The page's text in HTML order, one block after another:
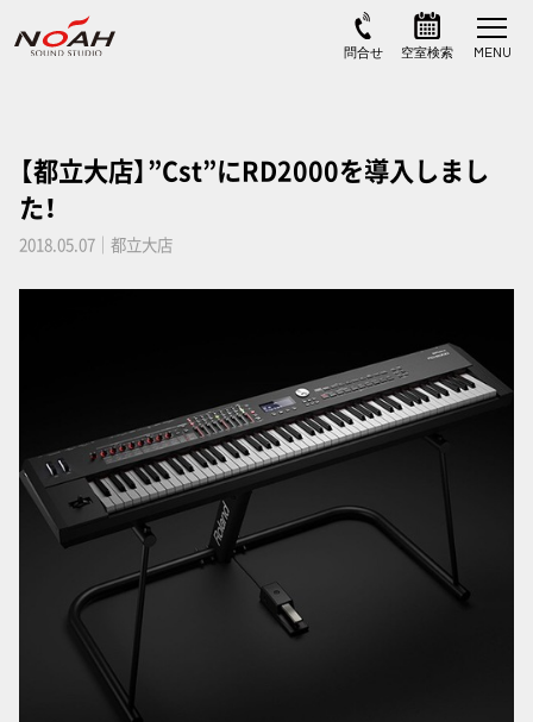
【都立大店】”Cst”にRD2000を導入しまし
た！
2018.05.07｜都立大店